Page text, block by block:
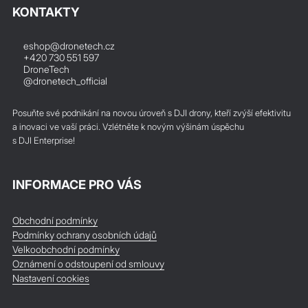
KONTAKTY
eshop@dronetech.cz
+420 730 551 597
DroneTech
@dronetech_official
Posuňte své podnikání na novou úroveň s DJI drony, kteří zvýší efektivitu
a inovaci ve vaší práci. Vzlétněte k novým výšinám úspěchu
s DJI Enterprise!
INFORMACE PRO VÁS
Obchodní podmínky
Podmínky ochrany osobních údajů
Velkoobchodní podmínky
Oznámení o odstoupení od smlouvy
Nastavení cookies